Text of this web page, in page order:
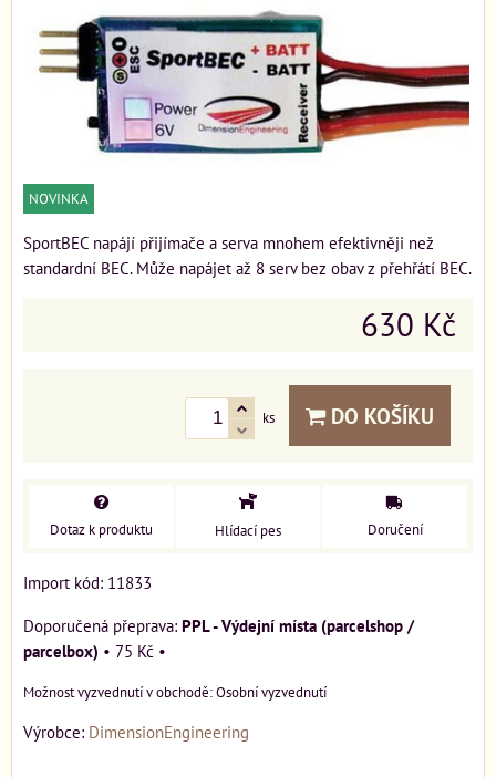
NOVINKA
SportBEC napájí přijímače a serva mnohem efektivněji než
standardní BEC. Může napájet až 8 serv bez obav z přehřátí BEC.
630 Kč
ks DO KOŠÍKU
Dotaz k produktu Hlídací pes Doručení
Import kód: 11833
PPL - Výdejní místa (parcelshop /
parcelbox) • 75 Kč •
Osobní vyzvednutí
Výrobce: DimensionEngineering